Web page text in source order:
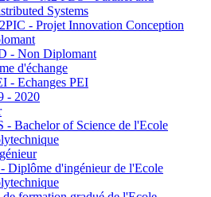
Systems
- Projet Innovation Conception
- Non Diplomant
d'échange
- Echanges PEI
- 2020
- Bachelor of Science de l'Ecole
Diplôme d'ingénieur de l'Ecole